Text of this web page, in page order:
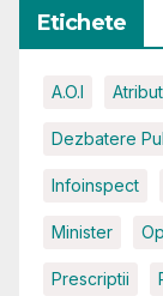
Etichete
A.O.I
Dezbatere
Infoinspect
Minister
Prescriptii